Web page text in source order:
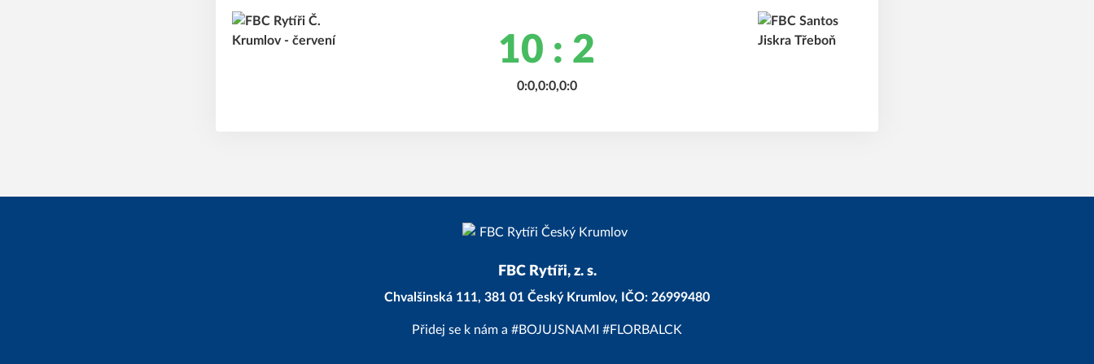
10 : 2
0:0,0:0,0:0
FBC Rytíři, z. s.
Chvalšinská 111, 381 01 Český Krumlov, IČO: 26999480
Přidej se k nám a #BOJUJSNAMI #FLORBALCK